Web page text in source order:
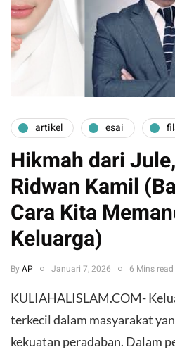
artikel esai
Hikmah dari
Ridwan Kamil
Cara Kita
Keluarga)
By AP Januari 7, 2026 6 Mins read
KULIAHALISLAM.COM-
terkecil dalam masyarakat
kekuatan peradaban. Dalam